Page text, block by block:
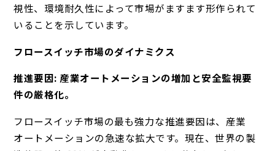
視性、環境耐久性によって市場がますます形作られて
いることを示しています。
フロースイッチ市場のダイナミクス
推進要因: 産業オートメーションの増加と安全監視要
件の厳格化。
フロースイッチ市場の最も強力な推進要因は、産業
オートメーションの急速な拡大です。現在、世界の製